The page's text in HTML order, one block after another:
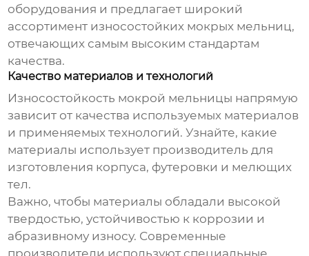
оборудования и предлагает широкий
ассортимент износостойких мокрых мельниц,
отвечающих самым высоким стандартам
качества.
Качество материалов и технологий
Износостойкость мокрой мельницы напрямую
зависит от качества используемых материалов
и применяемых технологий. Узнайте, какие
материалы использует производитель для
изготовления корпуса, футеровки и мелющих
тел.
Важно, чтобы материалы обладали высокой
твердостью, устойчивостью к коррозии и
абразивному износу. Современные